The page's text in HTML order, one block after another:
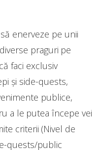
enerveze pe unii
praguri pe
faci exclusiv
și side-quests,
publice,
a le putea începe vei
criterii (Nivel de
quests/public